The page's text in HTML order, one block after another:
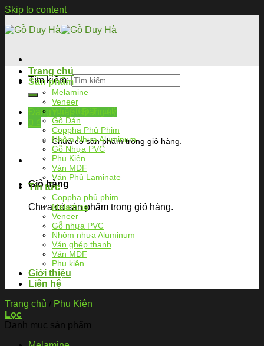
Skip to content
Tìm kiếm:
Đăng nhập / Đăng ký
Chưa có sản phẩm trong giỏ hàng.
Giỏ hàng
Chưa có sản phẩm trong giỏ hàng.
Trang chủ
Sản phẩm
Melamine
Veneer
Gỗ Dán
Coppha Phủ Phim
Nhôm Nhựa Aluminum
Gỗ Nhựa PVC
Phụ Kiện
Ván MDF
Ván Phủ Laminate
Tin tức
Coppha phủ phim
Melamine
Veneer
Gỗ nhựa PVC
Nhôm nhựa Aluminum
Ván ghép thanh
Ván MDF
Phụ kiện
Giới thiệu
Liên hệ
Trang chủ / Phụ Kiện
Lọc
Danh mục sản phẩm